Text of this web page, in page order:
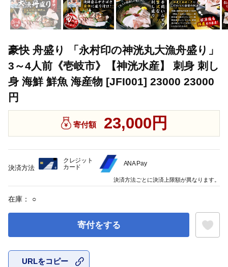
豪快 舟盛り 「永村印の神洸丸大漁舟盛り」
3～4人前《壱岐市》【神洸水産】 刺身 刺し
身 海鮮 鮮魚 海産物 [JFI001] 23000 23000
円
寄付額 23,000円
在庫： ○
寄付をする
URLをコピー
決済方法
クレジット
カード
ANA Pay
決済方法ごとに決済上限額が異なります。